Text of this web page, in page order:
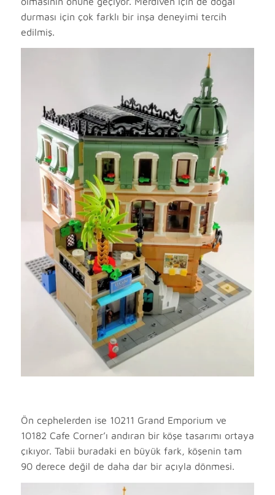
durması için çok farklı bir inşa deneyimi tercih
edilmiş.
Ön cephelerden ise 10211 Grand Emporium ve
10182 Cafe Corner’ı andıran bir köşe tasarımı ortaya
çıkıyor. Tabii buradaki en büyük fark, köşenin tam
90 derece değil de daha dar bir açıyla dönmesi.